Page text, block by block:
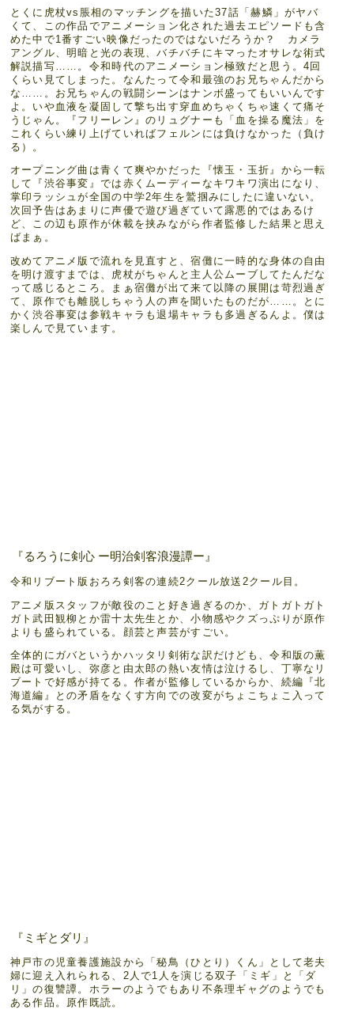
とくに虎杖vs脹相のマッチングを描いた37話「赫鱗」がヤバ
くて、この作品でアニメーション化された過去エピソードも含
めた中で1番すごい映像だったのではないだろうか？ カメラ
アングル、明暗と光の表現、バチバチにキマったオサレな術式
解説描写……。令和時代のアニメーション極致だと思う。4回
くらい見てしまった。なんたって令和最強のお兄ちゃんだから
な……。お兄ちゃんの戦闘シーンはナンボ盛ってもいいんです
よ。いや血液を凝固して撃ち出す穿血めちゃくちゃ速くて痛そ
うじゃん。『フリーレン』のリュグナーも「血を操る魔法」を
これくらい練り上げていればフェルンには負けなかった（負け
る）。
オープニング曲は青くて爽やかだった『懐玉・玉折』から一転
して『渋谷事変』では赤くムーディーなキワキワ演出になり、
掌印ラッシュが全国の中学2年生を鷲掴みにしたに違いない。
次回予告はあまりに声優で遊び過ぎていて露悪的ではあるけ
ど、この辺も原作が休載を挟みながら作者監修した結果と思え
ばまぁ。
改めてアニメ版で流れを見直すと、宿儺に一時的な身体の自由
を明け渡すまでは、虎杖がちゃんと主人公ムーブしてたんだな
って感じるところ。まぁ宿儺が出て来て以降の展開は苛烈過ぎ
て、原作でも離脱しちゃう人の声を聞いたものだが……。とに
かく渋谷事変は参戦キャラも退場キャラも多過ぎるんよ。僕は
楽しんで見ています。
『るろうに剣心 ー明治剣客浪漫譚ー』
令和リブート版おろろ剣客の連続2クール放送2クール目。
アニメ版スタッフが敵役のこと好き過ぎるのか、ガトガトガト
ガト武田観柳とか雷十太先生とか、小物感やクズっぷりが原作
よりも盛られている。顔芸と声芸がすごい。
全体的にガバというかハッタリ剣術な訳だけども、令和版の薫
殿は可愛いし、弥彦と由太郎の熱い友情は泣けるし、丁寧なリ
ブートで好感が持てる。作者が監修しているからか、続編『北
海道編』との矛盾をなくす方向での改変がちょこちょこ入って
る気がする。
『ミギとダリ』
神戸市の児童養護施設から「秘鳥（ひとり）くん」として老夫
婦に迎え入れられる、2人で1人を演じる双子「ミギ」と「ダ
リ」の復讐譚。ホラーのようでもあり不条理ギャグのようでも
ある作品。原作既読。